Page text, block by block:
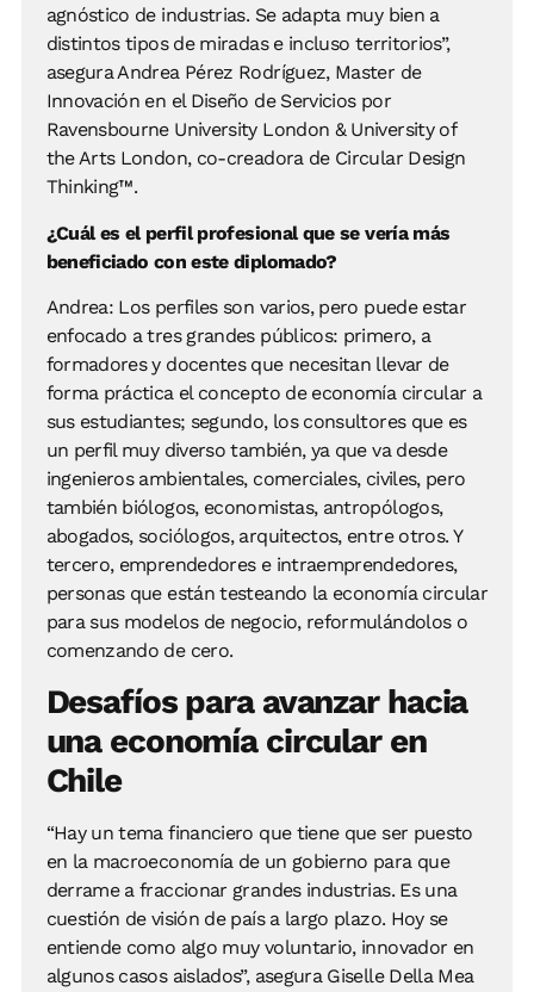
agnóstico de industrias. Se adapta muy bien a
distintos tipos de miradas e incluso territorios”,
asegura Andrea Pérez Rodríguez, Master de
Innovación en el Diseño de Servicios por
Ravensbourne University London & University of
the Arts London, co-creadora de Circular Design
Thinking™.
¿Cuál es el perfil profesional que se vería más
beneficiado con este diplomado?
Andrea: Los perfiles son varios, pero puede estar
enfocado a tres grandes públicos: primero, a
formadores y docentes que necesitan llevar de
forma práctica el concepto de economía circular a
sus estudiantes; segundo, los consultores que es
un perfil muy diverso también, ya que va desde
ingenieros ambientales, comerciales, civiles, pero
también biólogos, economistas, antropólogos,
abogados, sociólogos, arquitectos, entre otros. Y
tercero, emprendedores e intraemprendedores,
personas que están testeando la economía circular
para sus modelos de negocio, reformulándolos o
comenzando de cero.
Desafíos para avanzar hacia
una economía circular en
Chile
“Hay un tema financiero que tiene que ser puesto
en la macroeconomía de un gobierno para que
derrame a fraccionar grandes industrias. Es una
cuestión de visión de país a largo plazo. Hoy se
entiende como algo muy voluntario, innovador en
algunos casos aislados”, asegura Giselle Della Mea